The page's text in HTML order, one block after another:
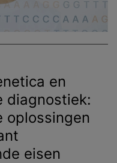
en
diagnostiek:
oplossingen
eisen